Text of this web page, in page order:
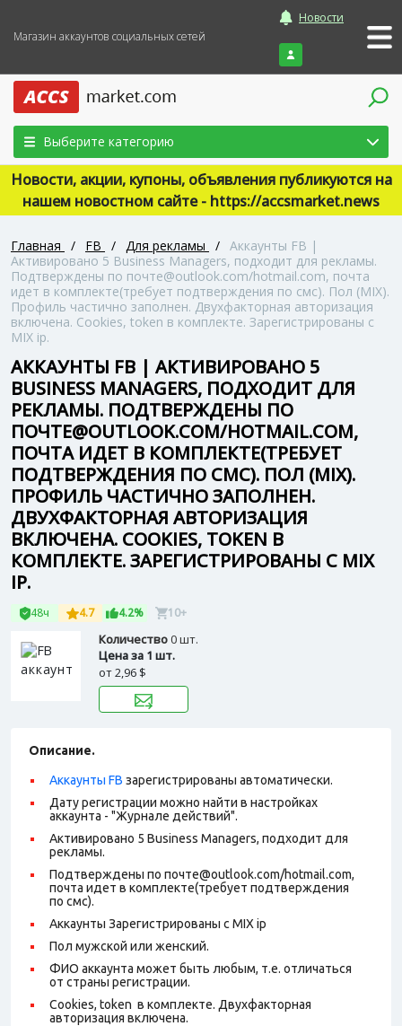
Магазин аккаунтов социальных сетей
Новости
Войти
Выберите категорию
Новости, акции, купоны, объявления публикуются на
нашем новостном сайте - https://accsmarket.news
Главная / FB / Для рекламы / Аккаунты FB |
Активировано 5 Business Managers, подходит для рекламы.
Подтверждены по почте@outlook.com/hotmail.com, почта
идет в комплекте(требует подтверждения по смс). Пол (MIX).
Профиль частично заполнен. Двухфакторная авторизация
включена. Cookies, token в комплекте. Зарегистрированы с
MIX ip.
АККАУНТЫ FB | АКТИВИРОВАНО 5
BUSINESS MANAGERS, ПОДХОДИТ ДЛЯ
РЕКЛАМЫ. ПОДТВЕРЖДЕНЫ ПО
ПОЧТЕ@OUTLOOK.COM/HOTMAIL.COM,
ПОЧТА ИДЕТ В КОМПЛЕКТЕ(ТРЕБУЕТ
ПОДТВЕРЖДЕНИЯ ПО СМС). ПОЛ (MIX).
ПРОФИЛЬ ЧАСТИЧНО ЗАПОЛНЕН.
ДВУХФАКТОРНАЯ АВТОРИЗАЦИЯ
ВКЛЮЧЕНА. COOKIES, TOKEN В
КОМПЛЕКТЕ. ЗАРЕГИСТРИРОВАНЫ С MIX
IP.
48ч 4.7 4.2% 10+
Количество0 шт.
Цена за 1 шт.
от2,96 $
Описание.
Аккаунты FB зарегистрированы автоматически.
Дату регистрации можно найти в настройках
аккаунта - "Журнале действий".
Активировано 5 Business Managers, подходит для
рекламы.
Подтверждены по почте@outlook.com/hotmail.com,
почта идет в комплекте(требует подтверждения
по смс).
Аккаунты Зарегистрированы с MIX ip
Пол мужской или женский.
ФИО аккаунта может быть любым, т.е. отличаться
от страны регистрации.
Cookies, token в комплекте. Двухфакторная
авторизация включена.